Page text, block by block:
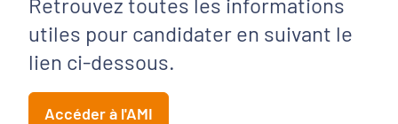
utiles pour candidater en suivant le
lien ci-dessous.
Accéder à l'AMI